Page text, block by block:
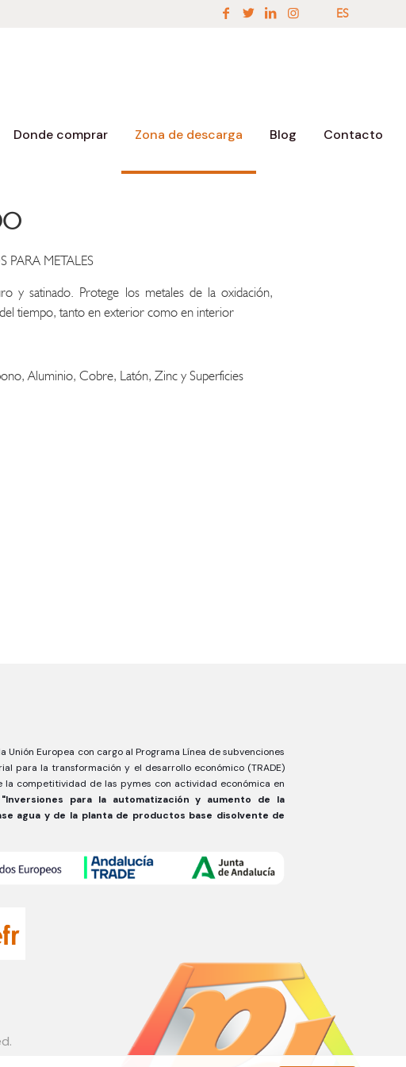
ES
Donde comprar Zona de descarga Blog Contacto
PARA METALES
y satinado. Protege los metales de la oxidación,
tiempo, tanto en exterior como en interior
Aluminio, Cobre, Latón, Zinc y Superficies
Unión Europea con cargo al Programa Línea de subvenciones
para la transformación y el desarrollo económico (TRADE)
competitividad de las pymes con actividad económica en
"Inversiones para la automatización y aumento de la
agua y de la planta de productos base disolvente de